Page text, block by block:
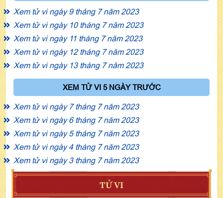
Xem tử vi ngày 9 tháng 7 năm 2023
Xem tử vi ngày 10 tháng 7 năm 2023
Xem tử vi ngày 11 tháng 7 năm 2023
Xem tử vi ngày 12 tháng 7 năm 2023
Xem tử vi ngày 13 tháng 7 năm 2023
XEM TỬ VI 5 NGÀY TRƯỚC
Xem tử vi ngày 7 tháng 7 năm 2023
Xem tử vi ngày 6 tháng 7 năm 2023
Xem tử vi ngày 5 tháng 7 năm 2023
Xem tử vi ngày 4 tháng 7 năm 2023
Xem tử vi ngày 3 tháng 7 năm 2023
TỬ VI